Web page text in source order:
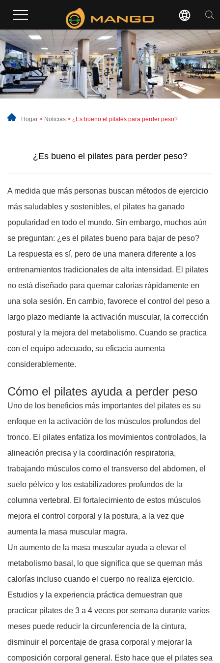
Hogar > Noticias > ¿Es bueno el pilates para perder peso?
¿Es bueno el pilates para perder peso?
A medida que más personas buscan métodos de ejercicio
más saludables y sostenibles, el pilates ha ganado
popularidad en todo el mundo. Sin embargo, muchos aún
se preguntan: ¿es el pilates bueno para bajar de peso?
La respuesta es sí, pero de una manera diferente a los
entrenamientos tradicionales de alta intensidad. El pilates
no está diseñado para quemar calorías rápidamente en
una sola sesión. En cambio, favorece el control del peso a
largo plazo mediante la activación muscular, la corrección
postural y la mejora del metabolismo. Cuando se practica
con el equipo adecuado, su eficacia aumenta
considerablemente.
Cómo el pilates ayuda a perder peso
Uno de los beneficios más importantes del pilates es su
enfoque en la activación de los músculos profundos del
tronco. El pilates enfatiza los movimientos controlados, la
alineación precisa y la coordinación respiratoria,
trabajando músculos como el transverso del abdomen, el
suelo pélvico y los estabilizadores profundos de la
columna vertebral. El fortalecimiento de estos músculos
mejora el control corporal y la postura, a la vez que
aumenta la masa muscular magra.
Un aumento de la masa muscular ayuda a elevar el
metabolismo basal, lo que significa que se queman más
calorías incluso cuando el cuerpo no realiza ejercicio.
Estudios y la experiencia práctica demuestran que
practicar pilates de 3 a 4 veces por semana durante varios
meses puede reducir la circunferencia de la cintura,
disminuir el porcentaje de grasa corporal y mejorar la
composición corporal general. Esto hace que el pilates sea